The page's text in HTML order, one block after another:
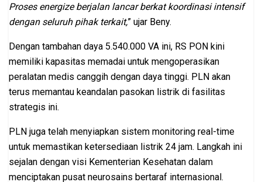
Proses energize berjalan lancar berkat koordinasi intensif
dengan seluruh pihak terkait,” ujar Beny.
Dengan tambahan daya 5.540.000 VA ini, RS PON kini
memiliki kapasitas memadai untuk mengoperasikan
peralatan medis canggih dengan daya tinggi. PLN akan
terus memantau keandalan pasokan listrik di fasilitas
strategis ini.
PLN juga telah menyiapkan sistem monitoring real-time
untuk memastikan ketersediaan listrik 24 jam. Langkah ini
sejalan dengan visi Kementerian Kesehatan dalam
menciptakan pusat neurosains bertaraf internasional.